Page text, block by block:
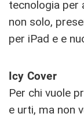
tecnologia per
non solo,
per iPad e e
Icy Cover
Per chi vuole
e urti, ma non